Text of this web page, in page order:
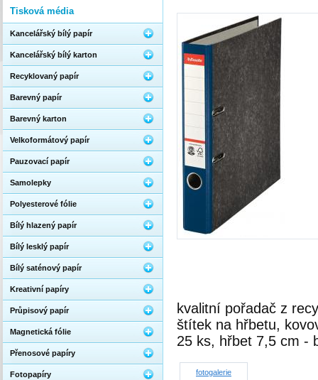
kvalitní pořadač z
štítek na hřbetu,
25 ks, hřbet 7,5 cm -
fotogalerie
Tisková média
Kancelářský bílý papír
Kancelářský bílý karton
Recyklovaný papír
Barevný papír
Barevný karton
Velkoformátový papír
Pauzovací papír
Samolepky
Polyesterové fólie
Bílý hlazený papír
Bílý lesklý papír
Bílý saténový papír
Kreativní papíry
Průpisový papír
Magnetická fólie
Přenosové papíry
Fotopapíry